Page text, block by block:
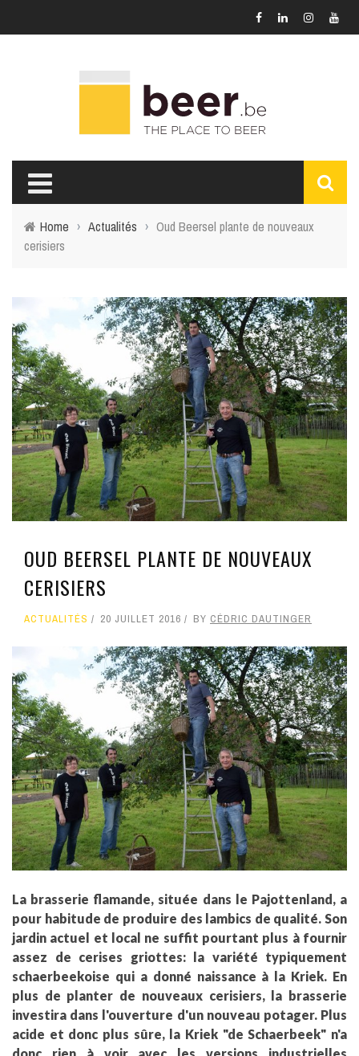
Home › Actualités › Oud Beersel plante de nouveaux
cerisiers
OUD BEERSEL PLANTE DE NOUVEAUX
CERISIERS
ACTUALITÉS 20 JUILLET 2016 BY CÉDRIC DAUTINGER
La brasserie flamande, située dans le Pajottenland, a
pour habitude de produire des lambics de qualité. Son
jardin actuel et local ne suffit pourtant plus à fournir
assez de cerises griottes: la variété typiquement
schaerbeekoise qui a donné naissance à la Kriek. En
plus de planter de nouveaux cerisiers, la brasserie
investira dans l'ouverture d'un nouveau potager. Plus
acide et donc plus sûre, la Kriek "de Schaerbeek" n'a